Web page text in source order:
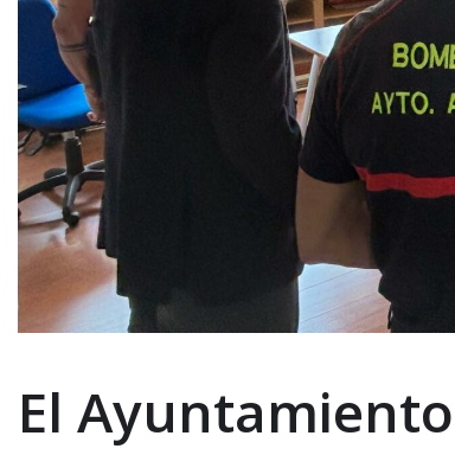
El